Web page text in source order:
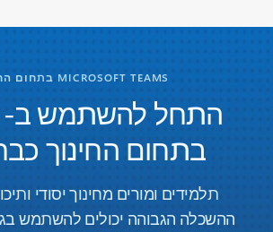
MICROSOFT TEAMS בתחום החינוך
בתחום החינוך
תלמידים ומורים מחינוך יסודי
ההשכלה הגבוהה יכולים להשתמש